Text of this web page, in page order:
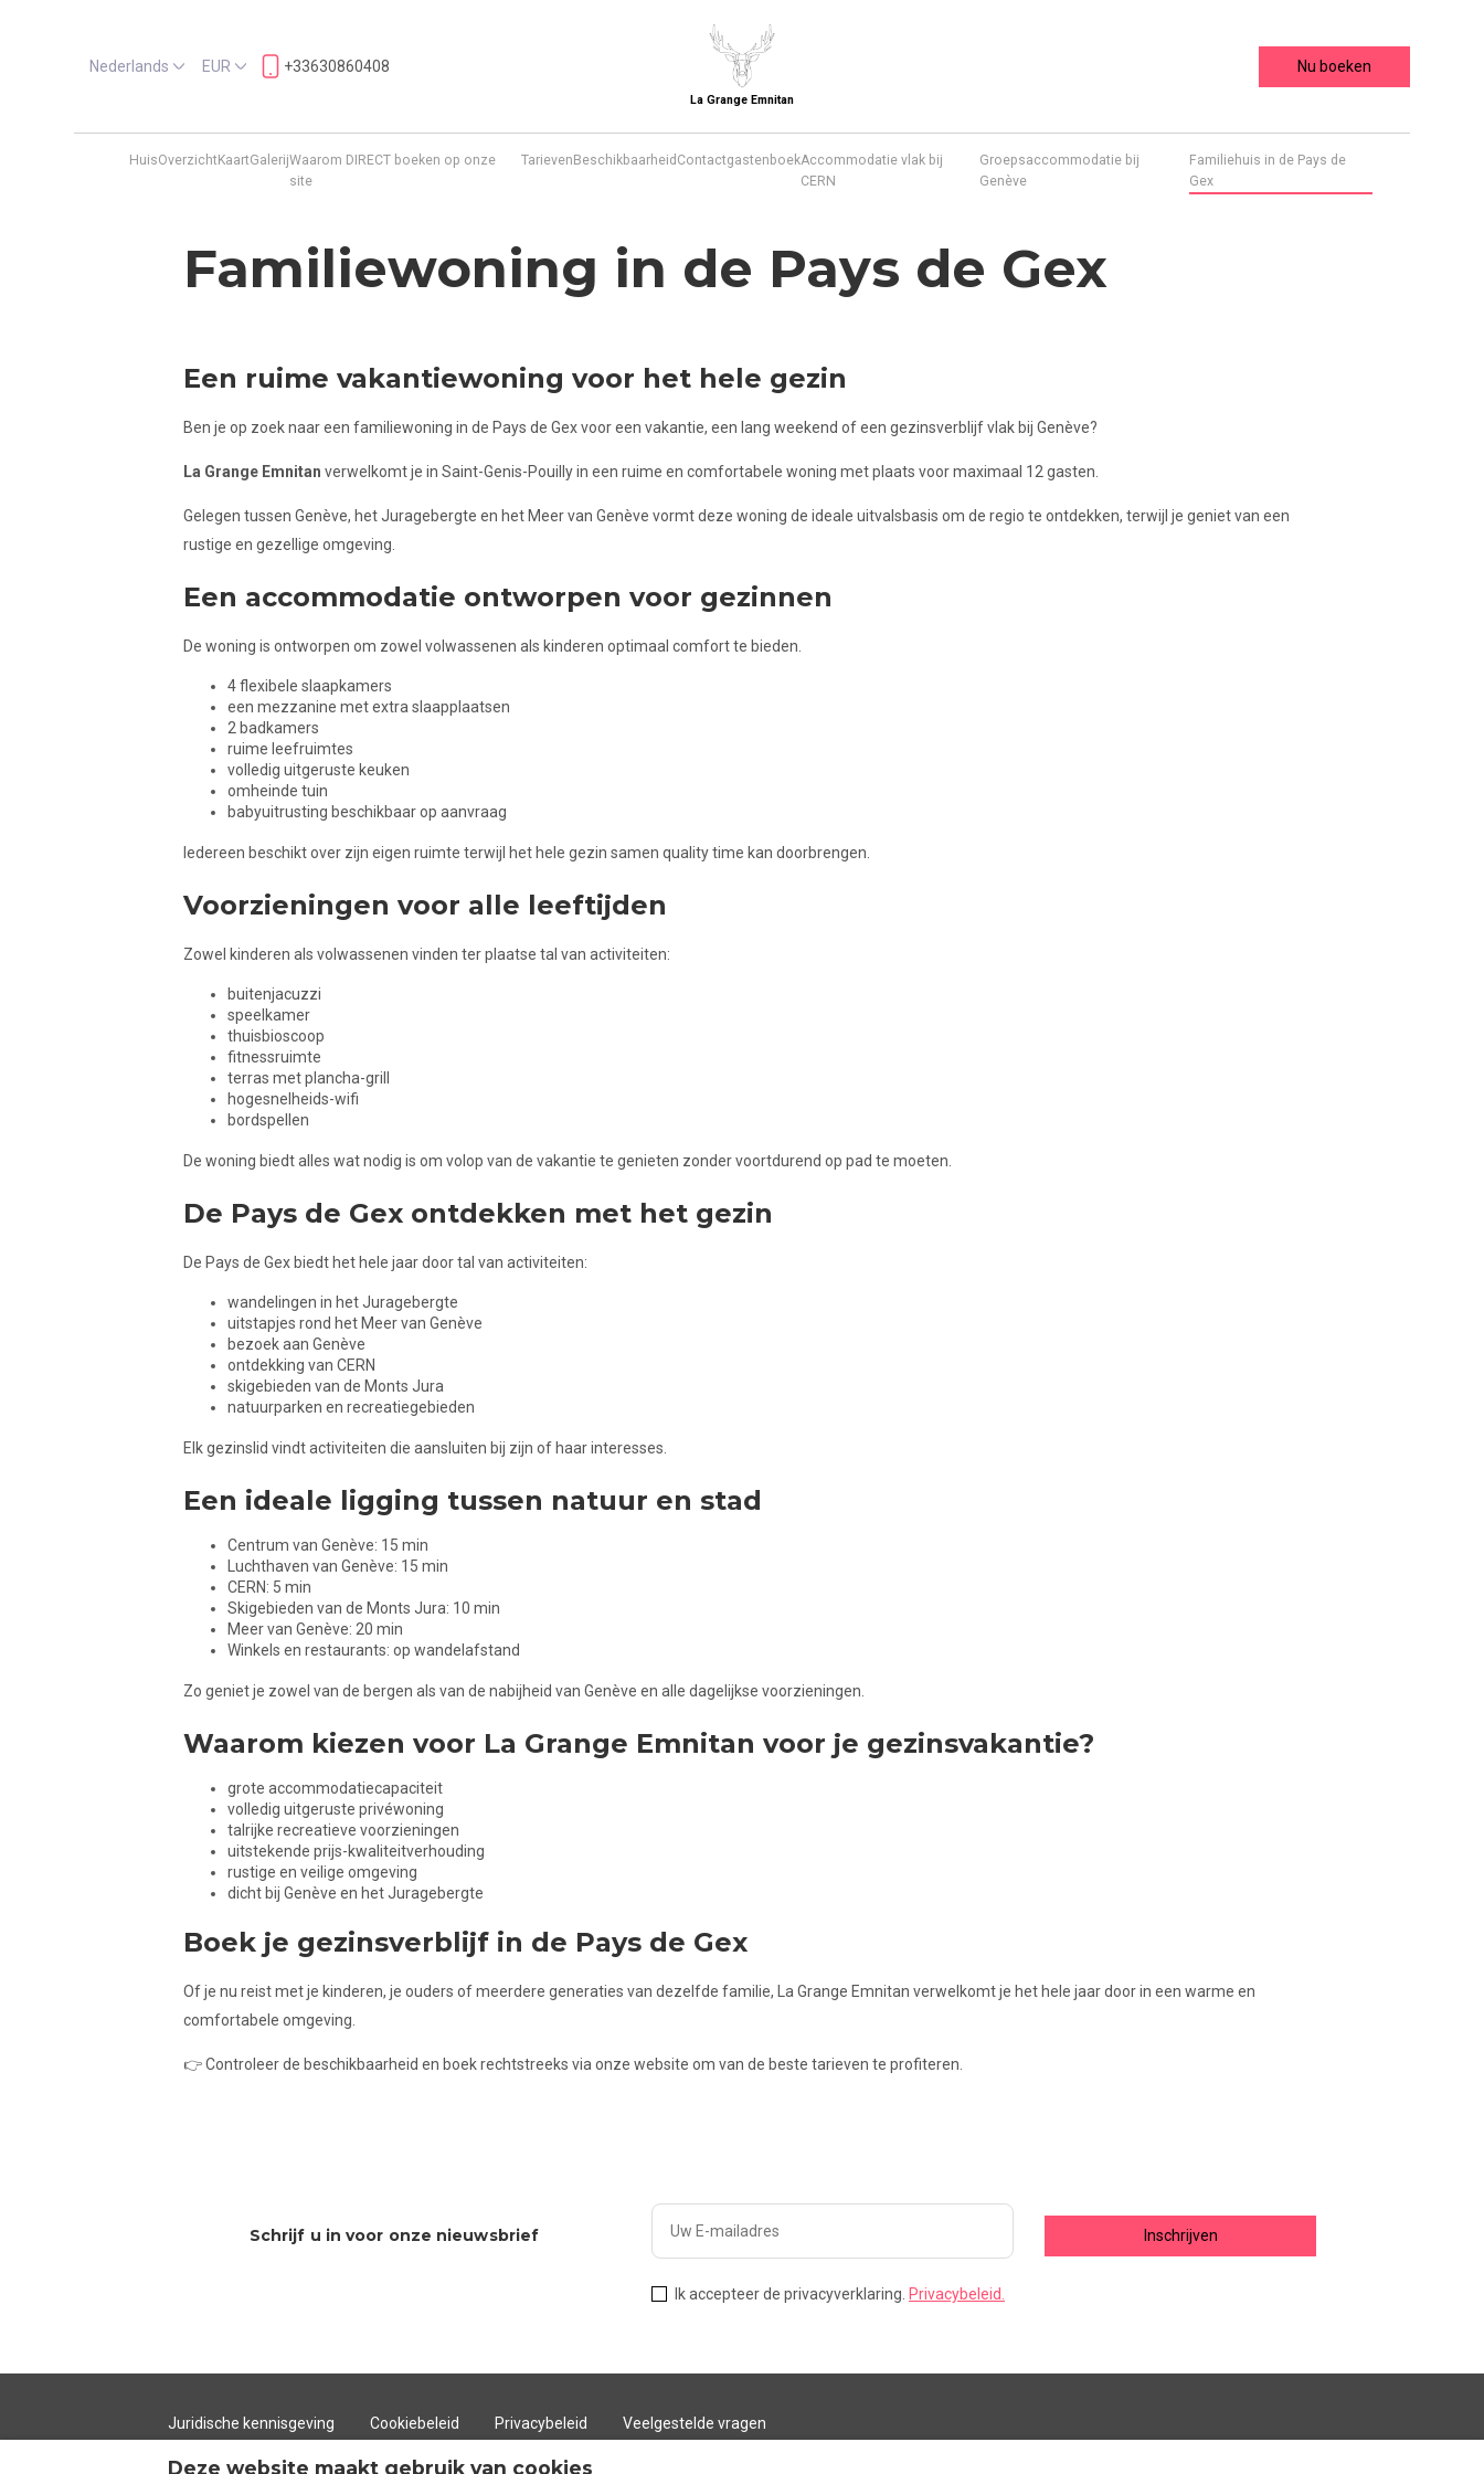
Nederlands EUR +33630860408
La Grange Emnitan
Nu boeken
HuisOverzicht KaartGalerijWaarom DIRECT boeken op onze
site
Tarieven Beschikbaarheid ContactgastenboekAccommodatie vlak bij
CERN
Groepsaccommodatie bij
Genève
Familiehuis in de Pays de
Gex
Familiewoning in de Pays de Gex
Een ruime vakantiewoning voor het hele gezin
Ben je op zoek naar een familiewoning in de Pays de Gex voor een vakantie, een lang weekend of een gezinsverblijf vlak bij Genève?
La Grange Emnitan verwelkomt je in Saint-Genis-Pouilly in een ruime en comfortabele woning met plaats voor maximaal 12 gasten.
Gelegen tussen Genève, het Juragebergte en het Meer van Genève vormt deze woning de ideale uitvalsbasis om de regio te ontdekken, terwijl je geniet van een
rustige en gezellige omgeving.
Een accommodatie ontworpen voor gezinnen
De woning is ontworpen om zowel volwassenen als kinderen optimaal comfort te bieden.
4 flexibele slaapkamers
een mezzanine met extra slaapplaatsen
2 badkamers
ruime leefruimtes
volledig uitgeruste keuken
omheinde tuin
babyuitrusting beschikbaar op aanvraag
Iedereen beschikt over zijn eigen ruimte terwijl het hele gezin samen quality time kan doorbrengen.
Voorzieningen voor alle leeftijden
Zowel kinderen als volwassenen vinden ter plaatse tal van activiteiten:
buitenjacuzzi
speelkamer
thuisbioscoop
fitnessruimte
terras met plancha-grill
hogesnelheids-wifi
bordspellen
De woning biedt alles wat nodig is om volop van de vakantie te genieten zonder voortdurend op pad te moeten.
De Pays de Gex ontdekken met het gezin
De Pays de Gex biedt het hele jaar door tal van activiteiten:
wandelingen in het Juragebergte
uitstapjes rond het Meer van Genève
bezoek aan Genève
ontdekking van CERN
skigebieden van de Monts Jura
natuurparken en recreatiegebieden
Elk gezinslid vindt activiteiten die aansluiten bij zijn of haar interesses.
Een ideale ligging tussen natuur en stad
Centrum van Genève: 15 min
Luchthaven van Genève: 15 min
CERN: 5 min
Skigebieden van de Monts Jura: 10 min
Meer van Genève: 20 min
Winkels en restaurants: op wandelafstand
Zo geniet je zowel van de bergen als van de nabijheid van Genève en alle dagelijkse voorzieningen.
Waarom kiezen voor La Grange Emnitan voor je gezinsvakantie?
grote accommodatiecapaciteit
volledig uitgeruste privéwoning
talrijke recreatieve voorzieningen
uitstekende prijs-kwaliteitverhouding
rustige en veilige omgeving
dicht bij Genève en het Juragebergte
Boek je gezinsverblijf in de Pays de Gex
Of je nu reist met je kinderen, je ouders of meerdere generaties van dezelfde familie, La Grange Emnitan verwelkomt je het hele jaar door in een warme en
comfortabele omgeving.
👉 Controleer de beschikbaarheid en boek rechtstreeks via onze website om van de beste tarieven te profiteren.
Schrijf u in voor onze nieuwsbrief Inschrijven
Ik accepteer de privacyverklaring. Privacybeleid.
Juridische kennisgeving Cookiebeleid Privacybeleid Veelgestelde vragen
Deze website maakt gebruik van cookies